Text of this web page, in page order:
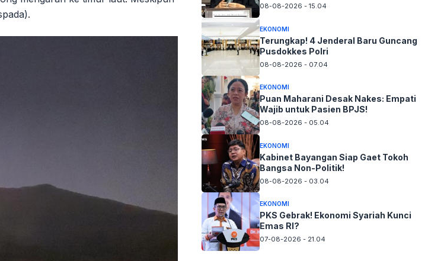
08-08-2026 - 15.04
EKONOMI
Terungkap! 4 Jenderal Baru Guncang
Pusdokkes Polri
08-08-2026 - 07.04
EKONOMI
Puan Maharani Desak Nakes: Empati
Wajib untuk Pasien BPJS!
08-08-2026 - 05.04
EKONOMI
Kabinet Bayangan Siap Gaet Tokoh
Bangsa Non-Politik!
08-08-2026 - 03.04
EKONOMI
PKS Gebrak! Ekonomi Syariah Kunci
Emas RI?
07-08-2026 - 21.04